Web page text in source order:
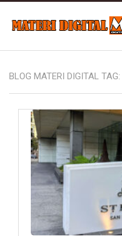
BLOG MATERI DIGITAL TAG: